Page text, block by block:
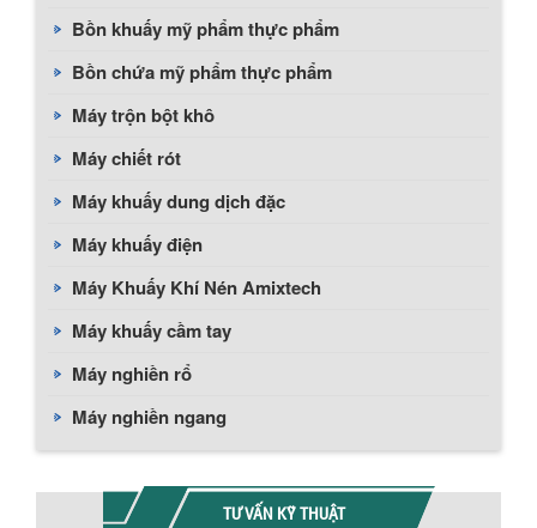
Bồn khuấy mỹ phẩm thực phẩm
Bồn chứa mỹ phẩm thực phẩm
Máy trộn bột khô
Máy chiết rót
Máy khuấy dung dịch đặc
Máy khuấy điện
Máy Khuấy Khí Nén Amixtech
Máy khuấy cầm tay
Máy nghiền rổ
Máy nghiền ngang
TƯ VẤN KỸ THUẬT